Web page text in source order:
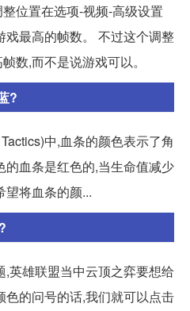
位置在选项-视频-高级设置
戏最高的帧数。 不过这个调整
数,而不是说游戏可以。
?
中,血条的颜色表示了角
血条是红色的,当生命值减少
望将血条的颜...
英雄联盟当中云顶之弈要想给
的问号的话,我们就可以点击